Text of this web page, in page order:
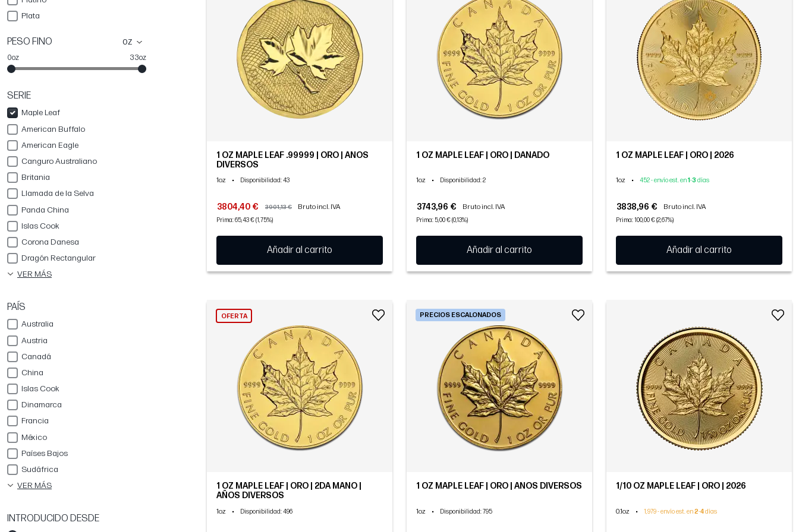
Plata
PESO FINO oz
0oz 33oz
SERIE
Maple Leaf
American Buffalo
American Eagle
Canguro Australiano
Britania
Llamada de la Selva
Panda China
Islas Cook
Corona Danesa
Dragón Rectangular
VER MÁS
PAÍS
Australia
Austria
Canadá
China
Islas Cook
Dinamarca
Francia
México
Países Bajos
Sudáfrica
VER MÁS
INTRODUCIDO DESDE
1 OZ MAPLE LEAF .99999 | ORO | AÑOS
DIVERSOS
1oz • Disponibilidad: 43
3804,40 € 3901,13 € Bruto incl. IVA
Prima: 65,43 € (1,75%)
Añadir al carrito
1 OZ MAPLE LEAF | ORO | DAÑADO
1oz • Disponibilidad: 2
3743,96 € Bruto incl. IVA
Prima: 5,00 € (0,13%)
Añadir al carrito
1 OZ MAPLE LEAF | ORO | 2026
1oz • 452 - envío est. en1-3 días
3838,96 € Bruto incl. IVA
Prima: 100,00 € (2,67%)
Añadir al carrito
OFERTA
1 OZ MAPLE LEAF | ORO | 2DA MANO |
AÑOS DIVERSOS
1oz • Disponibilidad: 496
PRECIOS ESCALONADOS
1 OZ MAPLE LEAF | ORO | AÑOS DIVERSOS
1oz • Disponibilidad: 795
1/10 OZ MAPLE LEAF | ORO | 2026
0.1oz • 1,979 - envío est. en2-4días